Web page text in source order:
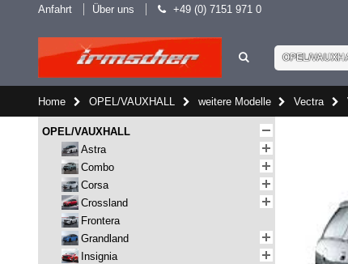
Anfahrt Über uns +49 (0) 7151 971 0
OPEL/
Home OPEL/VAUXHALL weitere Modelle Vectra
OPEL/VAUXHALL
Astra
Combo
Corsa
Crossland
Frontera
Grandland
Insignia